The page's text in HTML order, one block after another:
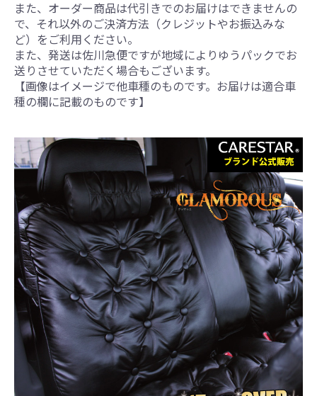
また、オーダー商品は代引きでのお届けはできませんの
で、それ以外のご決済方法（クレジットやお振込みな
ど）をご利用ください。
また、発送は佐川急便ですが地域によりゆうパックでお
送りさせていただく場合もございます。
【画像はイメージで他車種のものです。お届けは適合車
種の欄に記載のものです】